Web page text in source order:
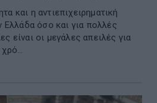
και η αντιεπιχειρηματική
Ελλάδα όσο και για πολλές
είναι οι μεγάλες απειλές για